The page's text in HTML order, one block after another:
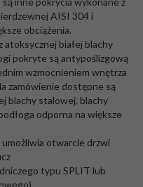
AISI 304 i
obciążenia.
atoksycznej białej blachy
pokryte są antypoślizgową
wzmocnieniem wnętrza
zamówienie dostępne są
blachy stalowej, blachy
odporna na większe
otwarcie drzwi
typu SPLIT lub